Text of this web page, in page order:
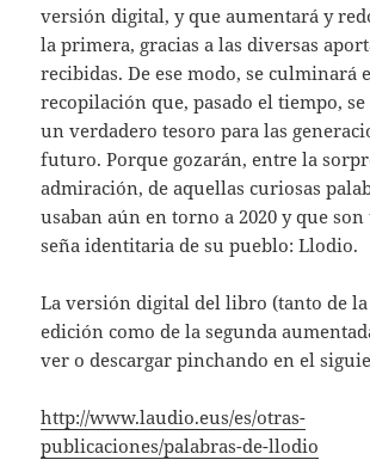
versión digital, y que aumentará y
la primera, gracias a las diversas
recibidas. De ese modo, se culminará
recopilación que, pasado el tiempo,
un verdadero tesoro para las
futuro. Porque gozarán, entre la
admiración, de aquellas curiosas
usaban aún en torno a 2020 y que
seña identitaria de su pueblo: Llodio.
La versión digital del libro (tanto de
edición como de la segunda
ver o descargar pinchando en el
http://www.laudio.eus/es/otras-
publicaciones/palabras-de-llodio